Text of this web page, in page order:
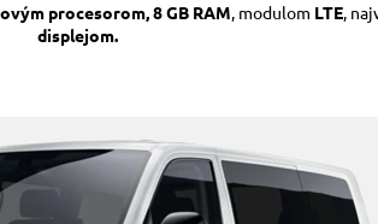
procesorom, 8 GB RAM, modulom LTE,
displejom.